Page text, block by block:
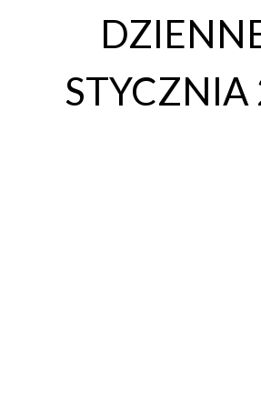
STYCZNIA